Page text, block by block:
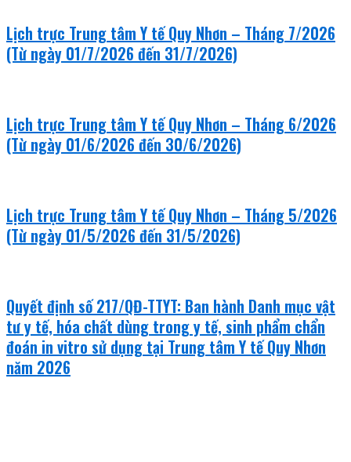
Lịch trực Trung tâm Y tế Quy Nhơn – Tháng 7/2026
(Từ ngày 01/7/2026 đến 31/7/2026)
Lịch trực Trung tâm Y tế Quy Nhơn – Tháng 6/2026
(Từ ngày 01/6/2026 đến 30/6/2026)
Lịch trực Trung tâm Y tế Quy Nhơn – Tháng 5/2026
(Từ ngày 01/5/2026 đến 31/5/2026)
Quyết định số 217/QĐ-TTYT: Ban hành Danh mục vật
tư y tế, hóa chất dùng trong y tế, sinh phẩm chẩn
đoán in vitro sử dụng tại Trung tâm Y tế Quy Nhơn
năm 2026